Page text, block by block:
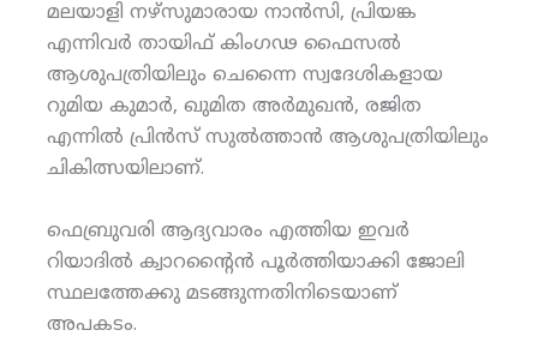
മലയാളി നഴ്‌സുമാരായ നാന്‍സി, പ്രിയങ്ക
എന്നിവര്‍ തായിഫ് കിംഗഢ ഫൈസല്‍
ആശുപത്രിയിലും ചെന്നൈ സ്വദേശികളായ
റുമിയ കുമാര്‍, ഖുമിത അര്‍മുഖന്‍, രജിത
എന്നില്‍ പ്രിന്‍സ് സുല്‍ത്താന്‍ ആശുപത്രിയിലും
ചികിത്സയിലാണ്.
ഫെബ്രുവരി ആദ്യവാരം എത്തിയ ഇവര്‍
റിയാദില്‍ ക്വാറന്റൈന്‍ പൂര്‍ത്തിയാക്കി ജോലി
സ്ഥലത്തേക്കു മടങ്ങുന്നതിനിടെയാണ്
അപകടം.